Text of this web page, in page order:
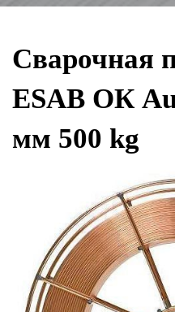
Сварочная
ESAB ОК
мм 500 kg